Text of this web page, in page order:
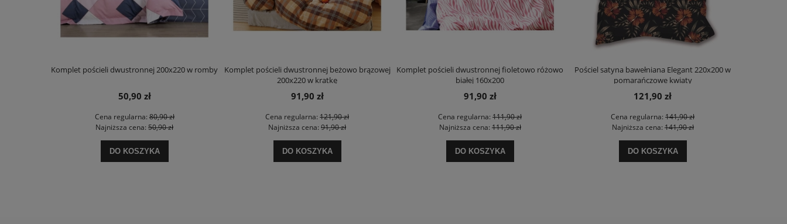
Komplet pościeli dwustronnej 200x220 w romby
50,90 zł
Cena regularna: 80,90 zł
Najniższa cena: 50,90 zł
DO KOSZYKA
Komplet pościeli dwustronnej beżowo brązowej
200x220 w kratkę
91,90 zł
Cena regularna: 121,90 zł
Najniższa cena: 91,90 zł
DO KOSZYKA
Komplet pościeli dwustronnej fioletowo różowo
białej 160x200
91,90 zł
Cena regularna: 111,90 zł
Najniższa cena: 111,90 zł
DO KOSZYKA
Pościel satyna bawełniana Elegant 220x200 w
pomarańczowe kwiaty
121,90 zł
Cena regularna: 141,90 zł
Najniższa cena: 141,90 zł
DO KOSZYKA